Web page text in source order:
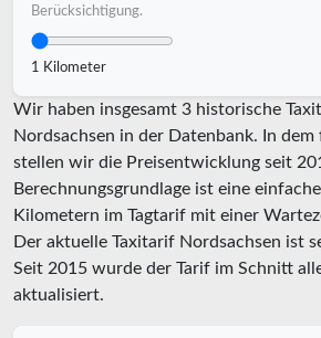
Berücksichtigung.
1 Kilometer
Wir haben insgesamt 3 historische
Nordsachsen in der Datenbank. In
stellen wir die Preisentwicklung seit
Berechnungsgrundlage ist eine
Kilometern im Tagtarif mit einer
Der aktuelle Taxitarif Nordsachsen ist
Seit 2015 wurde der Tarif im Schnitt
aktualisiert.